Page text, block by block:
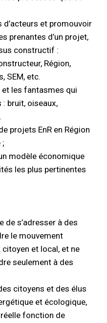
d’acteurs et promouvoir
prenantes d’un projet,
constructif :
Région,
SEM, etc.
les fantasmes qui
bruit, oiseaux,
projets EnR en Région
;
modèle économique
les plus pertinentes
de s’adresser à des
le mouvement
et local, et ne
seulement à des
citoyens et des élus
et écologique,
réelle fonction de